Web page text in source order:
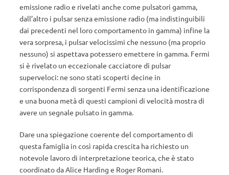
emissione radio e rivelati anche come pulsatori gamma,
dall’altro i pulsar senza emissione radio (ma indistinguibili
dai precedenti nel loro comportamento in gamma) infine la
vera sorpresa, i pulsar velocissimi che nessuno (ma proprio
nessuno) si aspettava potessero emettere in gamma. Fermi
si è rivelato un eccezionale cacciatore di pulsar
superveloci: ne sono stati scoperti decine in
corrispondenza di sorgenti Fermi senza una identificazione
e una buona metà di questi campioni di velocità mostra di
avere un segnale pulsato in gamma.
Dare una spiegazione coerente del comportamento di
questa famiglia in così rapida crescita ha richiesto un
notevole lavoro di interpretazione teorica, che è stato
coordinato da Alice Harding e Roger Romani.